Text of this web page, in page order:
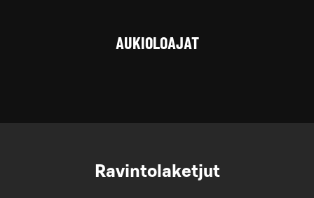
AUKIOLOAJAT
Ravintolaketjut